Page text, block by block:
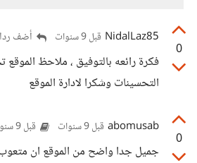
0
NidalLaz85 قبل 9 سنوات أضف ردا
فكرة رائعه بالتوفيق ، ملاحظ
التحسينات وشكرا لادارة الموقع
0
abomusab قبل 9 سنوات قبل 9 سنوات
جميل جدا واضح من الموقع ان